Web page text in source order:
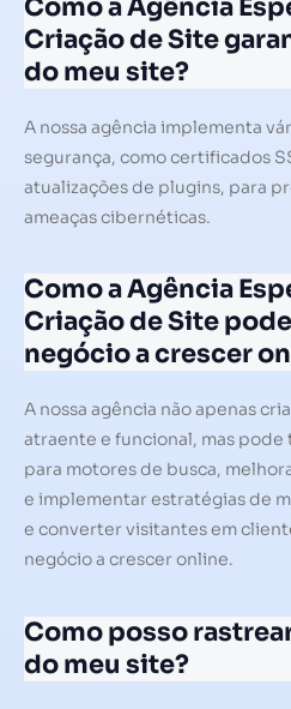
Como a Agência
Criação de Site
do meu site?
A nossa agência implementa
segurança, como certificados
atualizações de plugins, para
ameaças cibernéticas.
Como a Agência
Criação de Site
negócio a crescer
A nossa agência não apenas
atraente e funcional, mas pode
para motores de busca,
e implementar estratégias de
e converter visitantes em
negócio a crescer online.
Como posso
do meu site?